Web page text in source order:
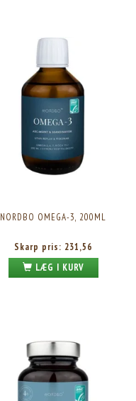
NORDBO OMEGA-3, 200ML
Skarp pris: 231,56
LÆG I KURV